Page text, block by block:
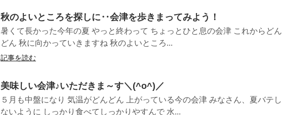
秋のよいところを探しに‥会津を歩きまってみよう！
暑くて長かった今年の夏 やっと終わって ちょっとひと息の会津 これからどん
どん 秋に向かっていきますね 秋のよいところ...
記事を読む
美味しい会津♪いただきま～す＼(^o^)／
５月も中盤になり 気温がどんどん 上がっている今の会津 みなさん、夏バテし
ないように しっかり食べてしっかりやすんで 水...